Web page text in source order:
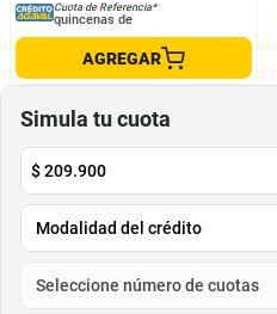
Cuota de Referencia*
quincenas de
AGREGAR
Simula tu cuota
$209.900